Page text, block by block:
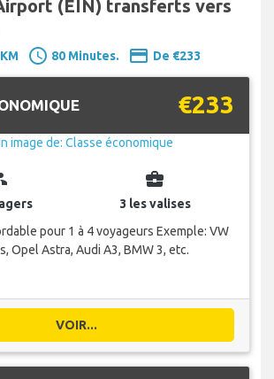
(EIN) transferts vers
schedule 80 Minutes. payment De €233
€233
business_center
3 les valises
pour 1 à 4 voyageurs Exemple: VW
Opel Astra, Audi A3, BMW 3, etc.
VOIR...